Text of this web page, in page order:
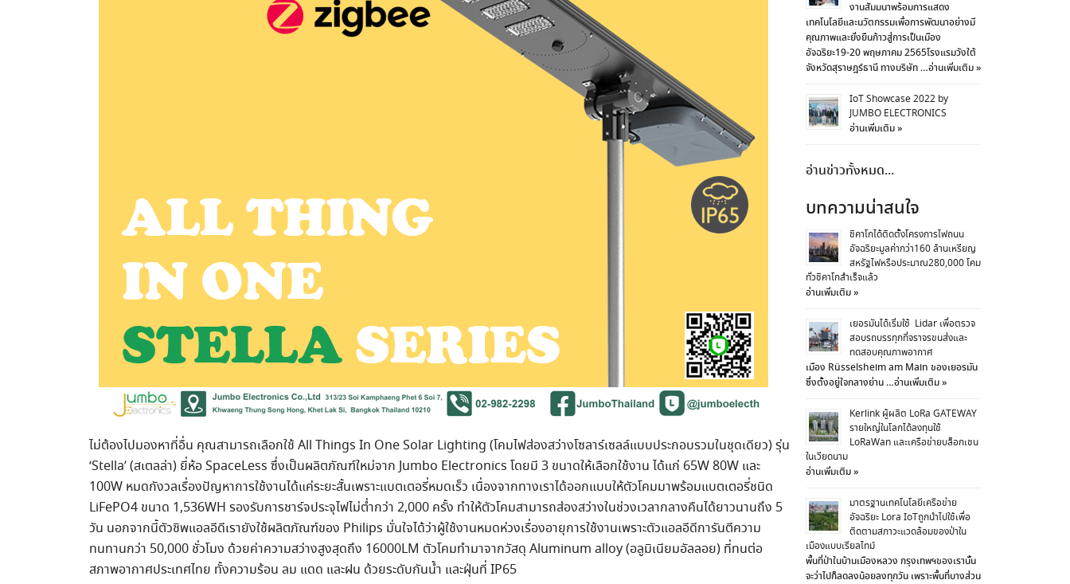
ไม่ต้องไปมองหาที่อื่น คุณสามารถเลือกใช้ All Things In One Solar Lighting (โคมไฟส่องสว่างโซลาร์เซลล์แบบประกอบรวมในชุดเดียว) รุ่น
‘Stella’ (สเตลล่า) ยี่ห้อ SpaceLess ซึ่งเป็นผลิตภัณฑ์ใหม่จาก Jumbo Electronics โดยมี 3 ขนาดให้เลือกใช้งาน ได้แก่ 65W 80W และ
100W หมดกังวลเรื่องปัญหาการใช้งานได้แค่ระยะสั้นเพราะแบตเตอรี่หมดเร็ว เนื่องจากทางเราได้ออกแบบให้ตัวโคมมาพร้อมแบตเตอรี่ชนิด
LiFePO4 ขนาด 1,536WH รองรับการชาร์จประจุไฟไม่ต่ำกว่า 2,000 ครั้ง ทำให้ตัวโคมสามารถส่องสว่างในช่วงเวลากลางคืนได้ยาวนานถึง 5
วัน นอกจากนี้ตัวชิพแอลอีดีเรายังใช้ผลิตภัณฑ์ของ Philips มั่นใจได้ว่าผู้ใช้งานหมดห่วงเรื่องอายุการใช้งานเพราะตัวแอลอีดีการันตีความ
ทนทานกว่า 50,000 ชั่วโมง ด้วยค่าความสว่างสูงสุดถึง 16000LM ตัวโคมทำมาจากวัสดุ Aluminum alloy (อลูมิเนียมอัลลอย) ที่ทนต่อ
สภาพอากาศประเทศไทย ทั้งความร้อน ลม แดด และฝน ด้วยระดับกันน้ำ และฝุ่นที่ IP65
งานสัมมนาพร้อมการแสดง
เทคโนโลยีและนวัตกรรมเพื่อการพัฒนาอย่างมี
คุณภาพและยั่งยืนก้าวสู่การเป็นเมือง
อัจฉริยะ19-20 พฤษภาคม 2565โรงแรมวังใต้
จังหวัดสุราษฎร์ธานี ทางบริษัท …อ่านเพิ่มเติม »
IoT Showcase 2022 by
JUMBO ELECTRONICS
อ่านเพิ่มเติม »
อ่านข่าวทั้งหมด...
บทความน่าสนใจ
ชิคาโกได้ติดตั้งโครงการไฟถนน
อัจฉริยะมูลค่ากว่า160 ล้านเหรียญ
สหรัฐไฟหรือประมาณ280,000 โคม
ทั่วชิคาโกสำเร็จแล้ว
อ่านเพิ่มเติม »
เยอรมันได้เริ่มใช้ Lidar เพื่อตรวจ
สอบรถบรรทุกที่จราจรขนส่งและ
ทดสอบคุณภาพอากาศ
เมือง Rüsselsheim am Main ของเยอรมัน
ซึ่งตั้งอยู่ใจกลางย่าน …อ่านเพิ่มเติม »
Kerlink ผู้ผลิต LoRa GATEWAY
รายใหญ่ในโลกได้ลงทุนใช้
LoRaWan และเครือข่ายบล็อกเชน
ในเวียดนาม
อ่านเพิ่มเติม »
มาตรฐานเทคโนโลยีเครือข่าย
อัจฉริยะ Lora IoTถูกนำไปใช้เพื่อ
ติดตามสภาวะแวดล้อมของป่าใน
เมืองแบบเรียลไทม์
พื้นที่ป่าในบ้านเมืองหลวง กรุงเทพฯของเรานั้น
จะว่าไปก็ลดลงน้อยลงทุกวัน เพราะพื้นที่บางส่วน